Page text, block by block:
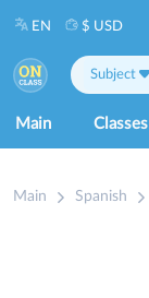
Main Classes
Subject
EN $ USD
Main Spanish